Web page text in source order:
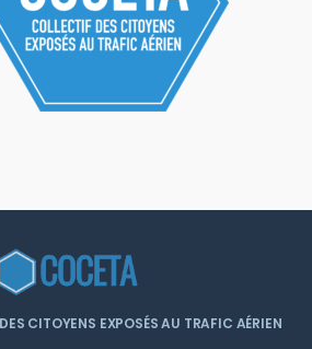
CITOYENS EXPOSÉS AU TRAFIC AÉRIEN